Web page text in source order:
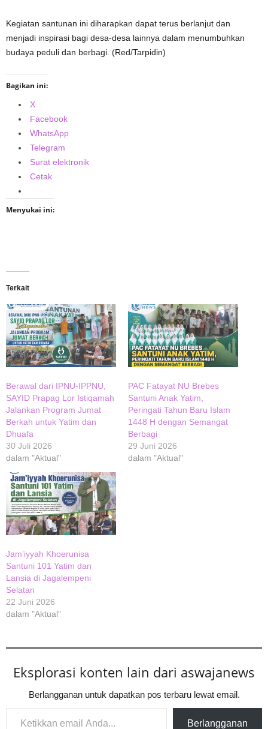
Kegiatan santunan ini diharapkan dapat terus berlanjut dan
menjadi inspirasi bagi desa-desa lainnya dalam menumbuhkan
budaya peduli dan berbagi. (Red/Tarpidin)
Bagikan ini:
X
Facebook
WhatsApp
Telegram
Surat elektronik
Cetak
Menyukai ini:
Terkait
Berawal dari IPNU-IPPNU,
SAYID Prapag Lor Istiqamah
Jalankan Program Jumat
Berkah untuk Yatim dan
Dhuafa
30 Juli 2026
dalam "Aktual"
PAC Fatayat NU Brebes
Santuni Anak Yatim,
Peringati Tahun Baru Islam
1448 H dengan Semangat
Berbagi
29 Juni 2026
dalam "Aktual"
Jam’iyyah Khoerunisa
Santuni 101 Yatim dan
Lansia di Jagalempeni
Selatan
22 Juni 2026
dalam "Aktual"
Eksplorasi konten lain dari aswajanews
Berlangganan untuk dapatkan pos terbaru lewat email.
Ketikkan email Anda...
Berlangganan